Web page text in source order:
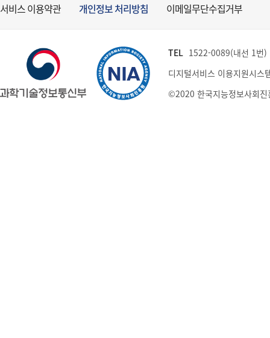
서비스 이용약관 개인정보 처리방침 이메일무단수집거부
TEL 1522-0089(내선 1번
디지털서비스 이용지원시스
©2020 한국지능정보사회진